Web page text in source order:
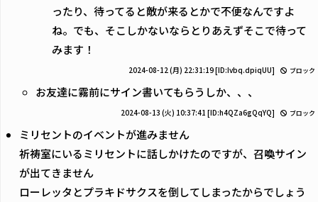
ったり、待ってると敵が来るとかで不便なんですよ
ね。でも、そこしかないならとりあえずそこで待って
みます！
2024-08-12 (月) 22:31:19[ID:Ivbq.dpiqUU] ブロック
お友達に霧前にサイン書いてもらうしか、、、
2024-08-13 (火) 10:37:41 [ID:h4QZa6gQqYQ] ブロック
ミリセントのイベントが進みません
祈祷室にいるミリセントに話しかけたのですが、召喚サイン
が出てきません
ローレッタとプラキドサクスを倒してしまったからでしょう